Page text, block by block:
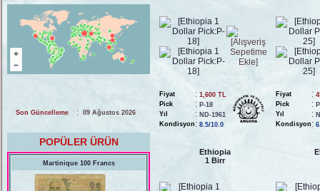
Son Güncelleme : 09 Ağustos 2026
POPÜLER ÜRÜN
Martinique 100 Francs
Fiyat : 1,600 TL
Pick
: P-18
Yıl
: ND-1961
Kondisyon : 8.5/10.0
Fiyat :
Pick
:
Yıl
:
Kondisyon :
Ethiopia
1 Birr